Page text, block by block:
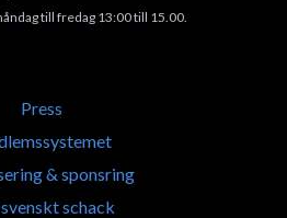
till fredag 13:00 till 15.00.
Press
& sponsring
schack